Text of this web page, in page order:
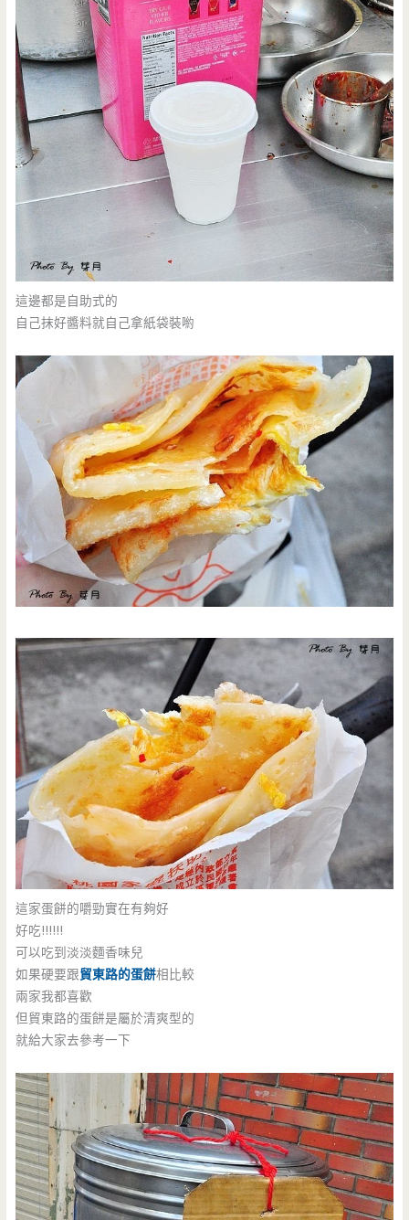
這邊都是自助式的
自己抹好醬料就自己拿紙袋裝喲
這家蛋餅的嚼勁實在有夠好
好吃!!!!!!
可以吃到淡淡麵香味兒
如果硬要跟貿東路的蛋餅相比較
兩家我都喜歡
但貿東路的蛋餅是屬於清爽型的
就給大家去參考一下